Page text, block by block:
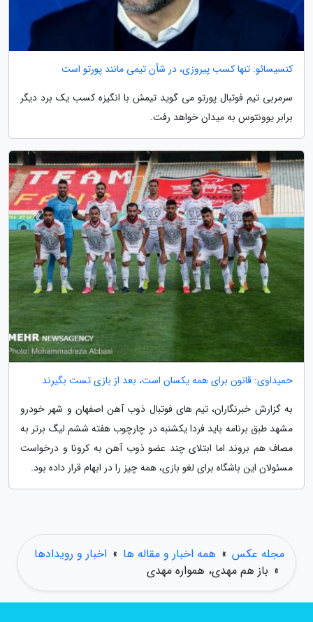
کنسیسائو: تنها کسب پیروزی، در شأن تیمی مانند پورتو است
سرمربی تیم فوتبال پورتو می گوید تیمش با انگیزه کسب یک برد دیگر
برابر یوونتوس به میدان خواهد رفت.
حمیداوی: قانون برای همه یکسان است، بعد از بازی تست بگیرند
به گزارش خبرنگاران، تیم های فوتبال ذوب آهن اصفهان و شهر خودرو
مشهد طبق برنامه باید فردا یکشنبه در چارچوب هفته ششم لیگ برتر به
مصاف هم بروند اما ابتلای چند عضو ذوب آهن به کرونا و درخواست
مسئولان این باشگاه برای لغو بازی، همه چیز را در ابهام قرار داده بود.
مجله عکس » همه اخبار و مقاله ها » اخبار و رویدادها
» باز هم مهدی، همواره مهدی